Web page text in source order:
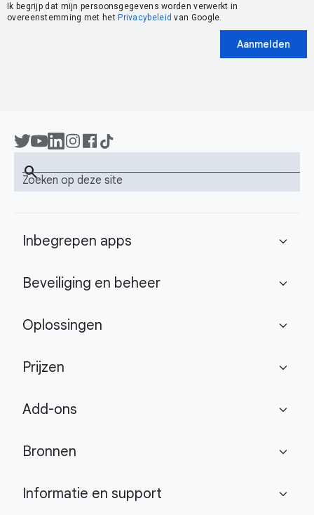
Ik begrijp dat mijn persoonsgegevens worden verwerkt in
overeenstemming met het Privacybeleid van Google.
Aanmelden
Zoeken op deze site
search
Inbegrepen apps expand_more
Beveiliging en beheer expand_more
Oplossingen expand_more
Prijzen expand_more
Add-ons expand_more
Bronnen expand_more
Informatie en support expand_more